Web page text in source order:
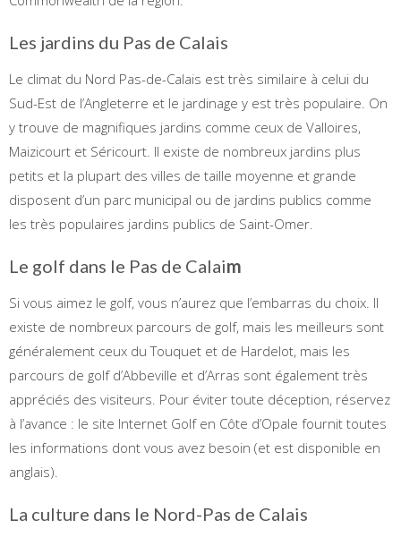
Les jardins du Pas de Calais
Le climat du Nord Pas-de-Calais est très similaire à celui du
Sud-Est de l’Angleterre et le jardinage y est très populaire. On
y trouve de magnifiques jardins comme ceux de Valloires,
Maizicourt et Séricourt. Il existe de nombreux jardins plus
petits et la plupart des villes de taille moyenne et grande
disposent d’un parc municipal ou de jardins publics comme
les très populaires jardins publics de Saint-Omer.
Le golf dans le Pas de Calaim
Si vous aimez le golf, vous n’aurez que l’embarras du choix. Il
existe de nombreux parcours de golf, mais les meilleurs sont
généralement ceux du Touquet et de Hardelot, mais les
parcours de golf d’Abbeville et d’Arras sont également très
appréciés des visiteurs. Pour éviter toute déception, réservez
à l’avance : le site Internet Golf en Côte d’Opale fournit toutes
les informations dont vous avez besoin (et est disponible en
anglais).
La culture dans le Nord-Pas de Calais